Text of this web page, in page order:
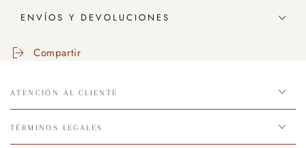
ENVÍOS Y DEVOLUCIONES
Compartir
ATENCIÓN AL CLIENTE
TÉRMINOS LEGALES